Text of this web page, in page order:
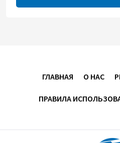
ЕАЭС расширяет
экономики и наращивает
ГЛАВНАЯ О НАС
ПРАВИЛА